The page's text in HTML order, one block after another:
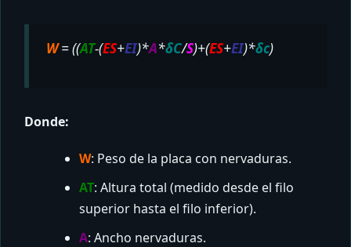
W= ((AT-(ES+EI)*A*δC/S)+(ES+EI)*δc)
Donde:
W: Peso de la placa con nervaduras.
AT: Altura total (medido desde el filo
superior hasta el filo inferior).
A: Ancho nervaduras.